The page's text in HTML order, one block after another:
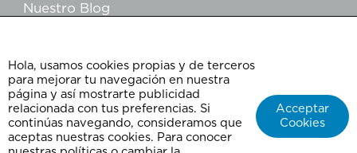
Nuestro Blog
Políticas de Grupos
Aviso de privacidad
Agencia de viajes ChepeXplora
Contáctanos
Facturación
Hola, usamos cookies propias y de terceros
para mejorar tu navegación en nuestra
página y así mostrarte publicidad
relacionada con tus preferencias. Si
continúas navegando, consideramos que
aceptas nuestras cookies. Para conocer
Acceptar
Cookies